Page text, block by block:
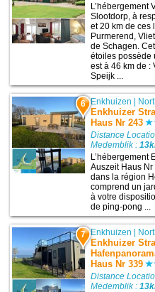
L’hébergement
Slootdorp, à
et 20 km de ces
Purmerend,
de Schagen.
étoiles possède
est à 46 km de :
Speijk ...
6 Enkhuizen |
Enkhuizer
Haus Nr 243
Distance
Medemblik :
L’hébergement
Auszeit Haus Nr
dans la région
comprend un
à votre
de ping-pong ...
7 Enkhuizen
Enkhuizer
Haus Nr 339
Distance
Medemblik :